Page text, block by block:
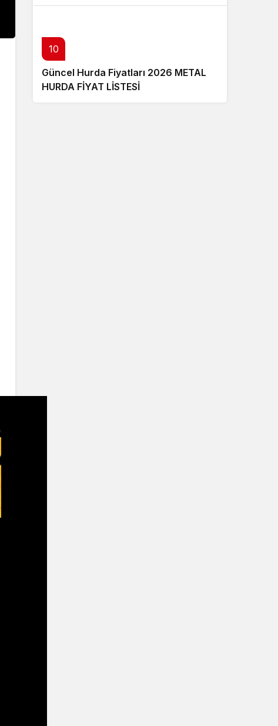
10
Güncel Hurda Fiyatları 2026 METAL
HURDA FİYAT LİSTESİ